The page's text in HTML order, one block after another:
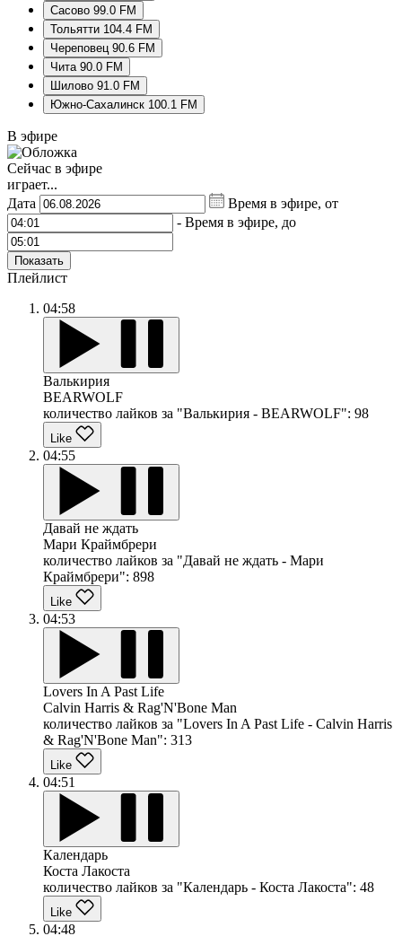
Сасово 99.0 FM
Тольятти 104.4 FM
Череповец 90.6 FM
Чита 90.0 FM
Шилово 91.0 FM
Южно-Сахалинск 100.1 FM
В эфире
Сейчас в эфире
играет...
Дата
Время в эфире, от
- Время в эфире, до
Показать
Плейлист
04:58
Валькирия
BEARWOLF
количество лайков за "Валькирия - BEARWOLF": 98
Like
04:55
Давай не ждать
Мари Краймбрери
количество лайков за "Давай не ждать - Мари
Краймбрери": 898
Like
04:53
Lovers In A Past Life
Calvin Harris & Rag'N'Bone Man
количество лайков за "Lovers In A Past Life - Calvin Harris
& Rag'N'Bone Man": 313
Like
04:51
Календарь
Коста Лакоста
количество лайков за "Календарь - Коста Лакоста": 48
Like
04:48